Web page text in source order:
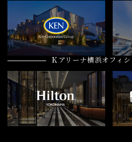
Ｋアリーナ横浜オフィ